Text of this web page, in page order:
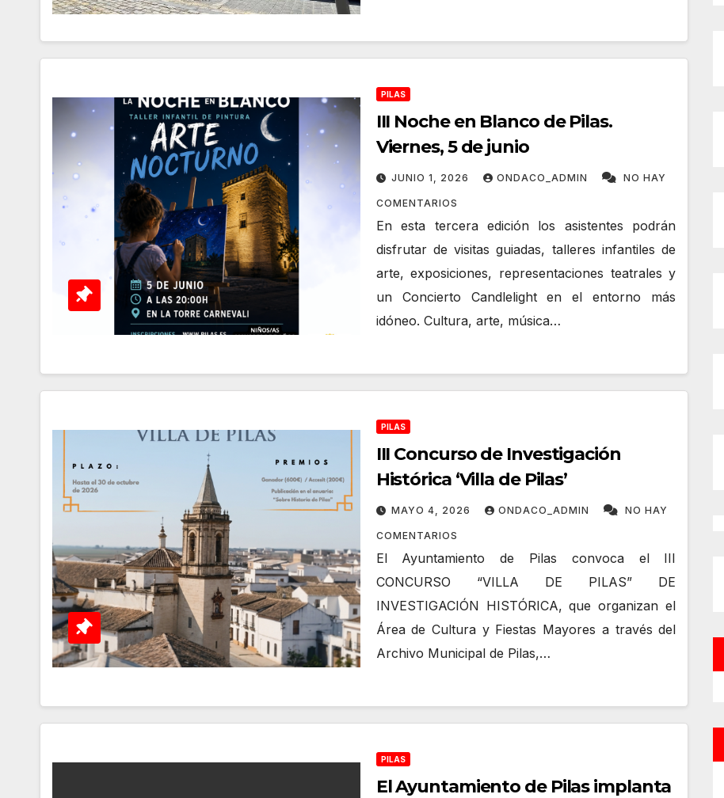
PILAS
III Noche en Blanco de Pilas.
Viernes, 5 de junio
JUNIO 1, 2026 ONDACO_ADMIN NO HAY
COMENTARIOS
En esta tercera edición los asistentes podrán
disfrutar de visitas guiadas, talleres infantiles de
arte, exposiciones, representaciones teatrales y
un Concierto Candlelight en el entorno más
idóneo. Cultura, arte, música…
PILAS
III Concurso de Investigación
Histórica ‘Villa de Pilas’
MAYO 4, 2026 ONDACO_ADMIN NO HAY
COMENTARIOS
El Ayuntamiento de Pilas convoca el III
CONCURSO “VILLA DE PILAS” DE
INVESTIGACIÓN HISTÓRICA, que organizan el
Área de Cultura y Fiestas Mayores a través del
Archivo Municipal de Pilas,…
PILAS
El Ayuntamiento de Pilas implanta